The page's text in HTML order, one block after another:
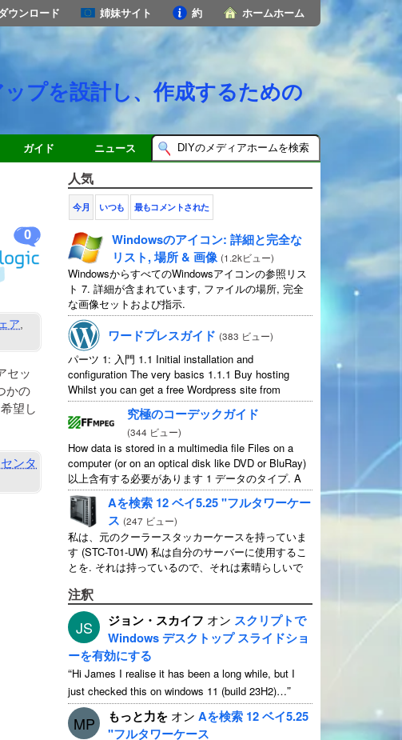
ホームホーム
約
姉妹サイト
ウンロード
プを設計し、作成するための
ガイド ニュース
0
ア,
セッ
かの
望し
ンタ
人気
今月 いつも 最もコメントされた
Windowsのアイコン: 詳細と完全な
リスト, 場所 & 画像 (1.2kビュー)
WindowsからすべてのWindowsアイコンの参照リス
ト 7. 詳細が含まれています, ファイルの場所, 完全
な画像セットおよび指示.
ワードプレスガイド (383 ビュー)
パーツ 1: 入門 1.1 Initial installation and
configuration The very basics 1.1.1 Buy hosting
Whilst you can get a free Wordpress site from
wordpress.com,you lose some control and you
have to serve their...
究極のコーデックガイド
(344 ビュー)
How data is stored in a multimedia file Files on a
computer(or on an optical disk like DVD or BluRay)
以上含有する必要があります 1 データのタイプ.A
typical movie will include...
Aを検索 12 ベイ5.25 "フルタワーケー
ス (247 ビュー)
私は、元のクーラースタッカーケースを持っていま
す (STC-T01-UW) 私は自分のサーバーに使用するこ
とを. それは持っているので、それは素晴らしいで
て話します 11 使用可能 1 そのうちの ...
注釈
JS ジョン・スカイフ オン スクリプトで
Windows デスクトップ スライドショ
ーを有効にする
“Hi James I realise it has been a long while,but I
just checked this on windows 11 (build 23H2)…”
MP もっと力を オンAを検索 12 ベイ5.25
"フルタワーケース